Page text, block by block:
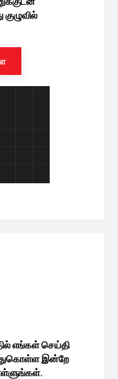
எங்கள் செய்தி
இன்றே